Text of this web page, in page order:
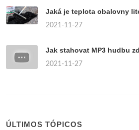
Jaká je teplota obalovny
2021-11-27
Jak stahovat MP3 hudbu
2021-11-27
ÚLTIMOS TÓPICOS